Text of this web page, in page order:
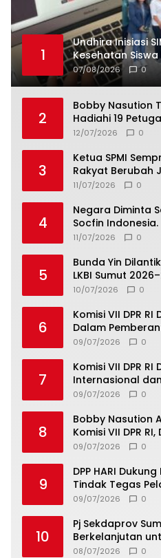
1
Undhira Inisiasi
Kesehatan
Terintegrasi
07/08/2026 0
2
Bobby Nasution
Hadiahi 19
Jamnas 2026
12/07/2026 0
3
Ketua SPMI
Rakyat Berubah
300 Ribu
11/07/2026 0
4
Negara Diminta
Socfin Indonesia.
11/07/2026 0
5
Bunda Yin
LKBI Sumut
Komitmen
10/07/2026 0
6
Komisi VII DPR
Dalam
Wisata
09/07/2026 0
7
Komisi VII DPR
Internasional
09/07/2026 0
8
Bobby Nasution
Komisi VII DPR
Kalender Event
09/07/2026 0
9
DPP HARI
Tindak Tegas
Tebang Pilih
09/07/2026 0
10
Pj Sekdaprov
Berkelanjutan
Qurani
08/07/2026 0